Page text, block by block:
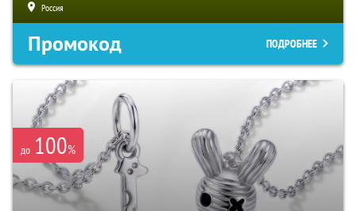
Россия
Промокод ПОДРОБНЕЕ
до 100%